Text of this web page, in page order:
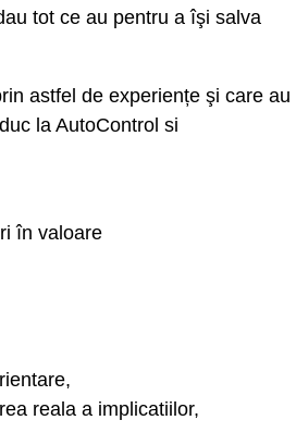
tot ce au pentru a îşi salva
astfel de experiențe şi care au
la AutoControl si
în valoare
reala a implicatiilor,